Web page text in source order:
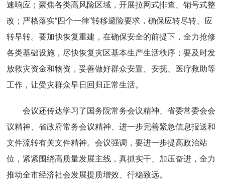
速响应；聚焦各类高风险区域，开展拉网式排查、销号式整
改；严格落实“四个一律”转移避险要求，确保应转尽转、应
转早转。要加快恢复重建，在确保安全的前提下，全力抢修
各类基础设施，尽快恢复灾区基本生产生活秩序；要及时发
放救灾资金和物资，妥善做好群众安置、安抚、医疗救助等
工作，让受灾群众早日回归正常生活。
会议还传达学习了国务院常务会议精神、省委常委会会
议精神、省政府常务会议精神、进一步完善紧急信息报送和
文件流转有关文件精神。会议强调，要进一步提高政治站
位，紧紧围绕高质量发展主线，真抓实干、加压奋进，全力
推动全市经济社会发展提质增效、行稳致远。